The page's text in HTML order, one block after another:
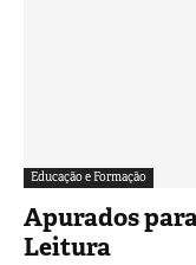
Educação e Formação
Apurados
Leitura